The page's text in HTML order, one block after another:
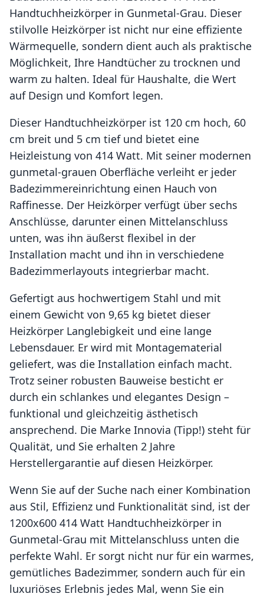
Handtuchheizkörper in Gunmetal-Grau. Dieser
stilvolle Heizkörper ist nicht nur eine effiziente
Wärmequelle, sondern dient auch als praktische
Möglichkeit, Ihre Handtücher zu trocknen und
warm zu halten. Ideal für Haushalte, die Wert
auf Design und Komfort legen.
Dieser Handtuchheizkörper ist 120 cm hoch, 60
cm breit und 5 cm tief und bietet eine
Heizleistung von 414 Watt. Mit seiner modernen
gunmetal-grauen Oberfläche verleiht er jeder
Badezimmereinrichtung einen Hauch von
Raffinesse. Der Heizkörper verfügt über sechs
Anschlüsse, darunter einen Mittelanschluss
unten, was ihn äußerst flexibel in der
Installation macht und ihn in verschiedene
Badezimmerlayouts integrierbar macht.
Gefertigt aus hochwertigem Stahl und mit
einem Gewicht von 9,65 kg bietet dieser
Heizkörper Langlebigkeit und eine lange
Lebensdauer. Er wird mit Montagematerial
geliefert, was die Installation einfach macht.
Trotz seiner robusten Bauweise besticht er
durch ein schlankes und elegantes Design –
funktional und gleichzeitig ästhetisch
ansprechend. Die Marke Innovia (Tipp!) steht für
Qualität, und Sie erhalten 2 Jahre
Herstellergarantie auf diesen Heizkörper.
Wenn Sie auf der Suche nach einer Kombination
aus Stil, Effizienz und Funktionalität sind, ist der
1200x600 414 Watt Handtuchheizkörper in
Gunmetal-Grau mit Mittelanschluss unten die
perfekte Wahl. Er sorgt nicht nur für ein warmes,
gemütliches Badezimmer, sondern auch für ein
luxuriöses Erlebnis jedes Mal, wenn Sie ein